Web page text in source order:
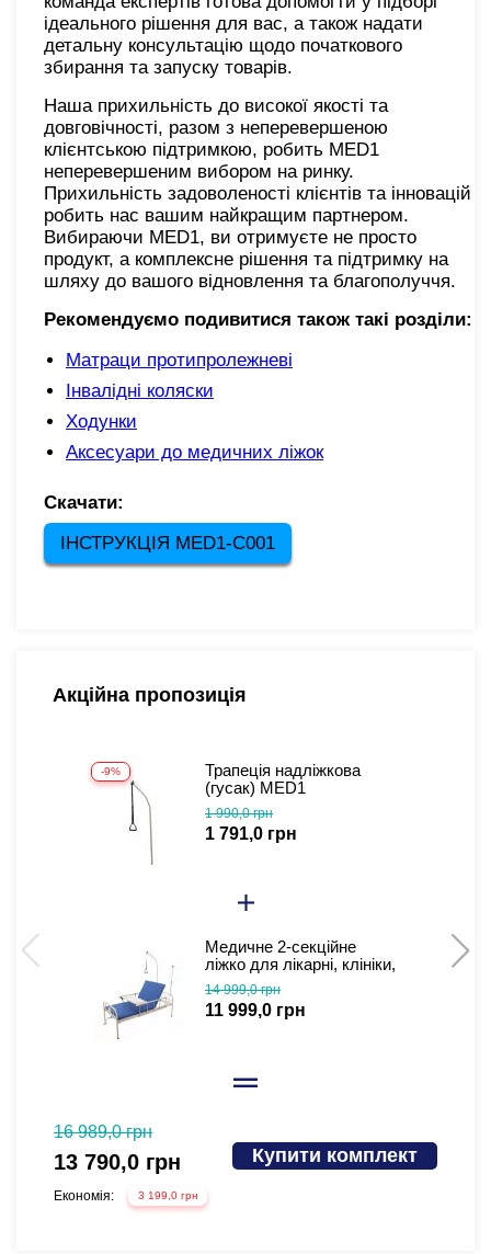
ідеального рішення для вас, а також надати
детальну консультацію щодо початкового
збирання та запуску товарів.
Наша прихильність до високої якості та
довговічності, разом з неперевершеною
клієнтською підтримкою, робить MED1
неперевершеним вибором на ринку.
Прихильність задоволеності клієнтів та інновацій
робить нас вашим найкращим партнером.
Вибираючи MED1, ви отримуєте не просто
продукт, а комплексне рішення та підтримку на
шляху до вашого відновлення та благополуччя.
Рекомендуємо подивитися також такі розділи:
Матраци протипролежневі
Інвалідні коляски
Ходунки
Аксесуари до медичних ліжок
Скачати:
ІНСТРУКЦІЯ MED1-C001
Акційна пропозиція
-9%
Трапеція надліжкова
(гусак) MED1
1 990,0 грн
1 791,0 грн
Медичне 2-секційне
ліжко для лікарні, клініки,
будинки MED1-C001
(відеоогляд)
14 999,0 грн
11 999,0 грн
16 989,0 грн
13 790,0 грн
Економія: 3 199,0 грн
Купити комплект